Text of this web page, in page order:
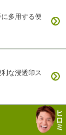
多用する便
な浸透印ス